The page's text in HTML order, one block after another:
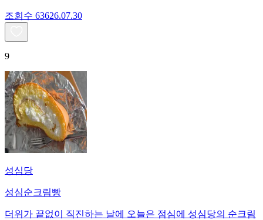
조회수 63626.07.30
9
성심당
성심순크림빵
더위가 끝없이 직진하는 날에 오늘은 점심에 성심당의 순크림